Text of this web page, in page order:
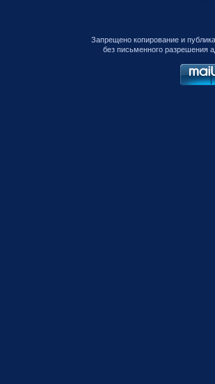
Запрещено копирование и
без письменного разрешения